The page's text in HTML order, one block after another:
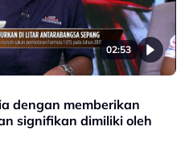
02:53
dengan memberikan
signifikan dimiliki oleh